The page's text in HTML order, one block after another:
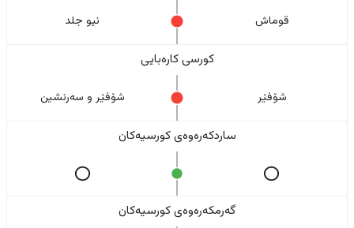
قوماش نیو جلد
کورسی کارەبایی
شۆفێر شۆفێر و سەرنشین
ساردکەرەوەی کورسیەکان
گەرمکەرەوەی کورسیەکان